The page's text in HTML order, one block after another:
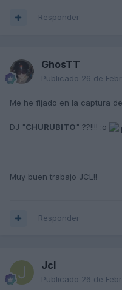
Responder
GhosTT
Publicado 26 de
Me he fijado en la captura
DJ "CHURUBITO" ??!!!! :o
Muy buen trabajo JCL!!
Responder
Jcl
Publicado 26 de